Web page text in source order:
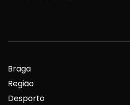
Braga
Região
Desporto